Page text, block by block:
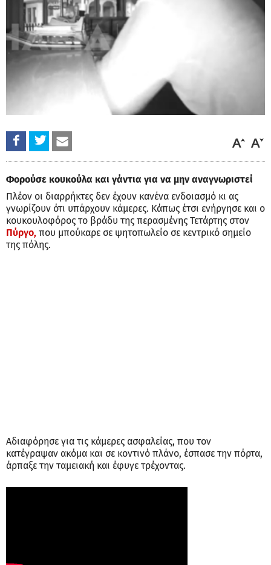
Φορούσε κουκούλα και γάντια για να μην αναγνωριστεί
Πλέον οι διαρρήκτες δεν έχουν κανένα ενδοιασμό κι ας
γνωρίζουν ότι υπάρχουν κάμερες. Κάπως έτσι ενήργησε και ο
κουκουλοφόρος το βράδυ της περασμένης Τετάρτης στον
Πύργο, που μπούκαρε σε ψητοπωλείο σε κεντρικό σημείο
της πόλης.
Αδιαφόρησε για τις κάμερες ασφαλείας, που τον
κατέγραψαν ακόμα και σε κοντινό πλάνο, έσπασε την πόρτα,
άρπαξε την ταμειακή και έφυγε τρέχοντας.